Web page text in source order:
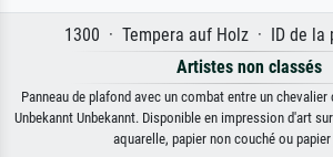
1300 · Tempera auf Holz · ID de la
Artistes non classés
Panneau de plafond avec un combat entre un chevalier
Unbekannt Unbekannt. Disponible en impression d'art
aquarelle, papier non couché ou